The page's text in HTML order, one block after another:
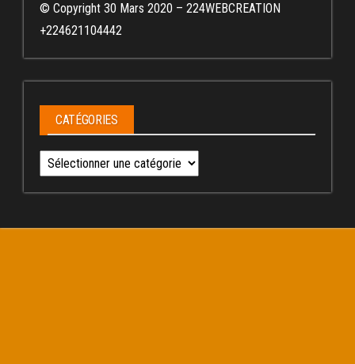
© Copyright 30 Mars 2020 – 224WEBCREATION
+224621104442
CATÉGORIES
Catégories